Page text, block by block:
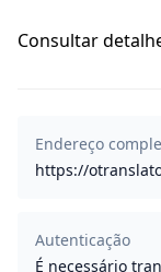
Consultar
Endereço
https://
Autenticação
É necessário